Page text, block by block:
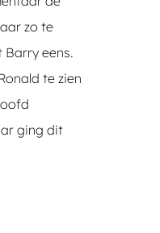
zo te
Barry eens.
te zien
ging dit